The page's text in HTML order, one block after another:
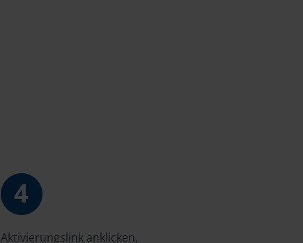
4
Aktivierungslink anklicken,